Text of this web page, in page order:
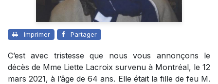
Imprimer Partager
C’est avec tristesse que nous vous annonçons le
décès de Mme Liette Lacroix survenu à Montréal, le 12
mars 2021, à l’âge de 64 ans. Elle était la fille de feu M.